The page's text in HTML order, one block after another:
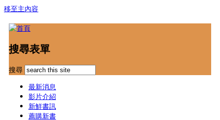
移至主內容
搜尋表單
搜尋
最新消息
影片介紹
新鮮書訊
薦購新書